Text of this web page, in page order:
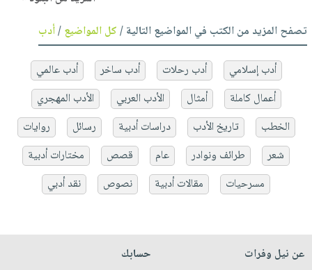
تصفح المزيد من الكتب في المواضيع التالية /كل المواضيع/أدب
أدب إسلامي أدب رحلات أدب ساخر
أدب عالمي
أعمال كاملة
أمثال الأدب العربي
الأدب المهجري
الخطب
تاريخ الأدب دراسات أدبية رسائل
روايات
شعر
طرائف ونوادر عام قصص
مختارات أدبية
مسرحيات
مقالات أدبية نصوص نقد أدبي
عن نيل وفرات
حسابك